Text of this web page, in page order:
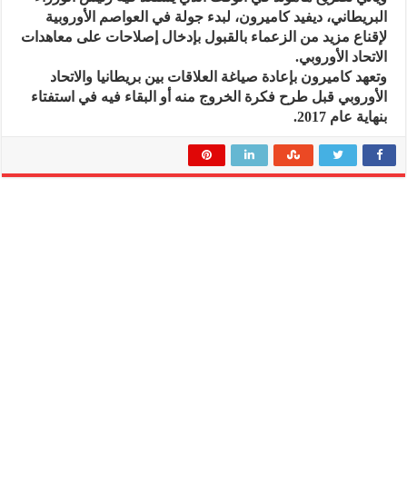
البريطاني، ديفيد كاميرون، لبدء جولة في العواصم الأوروبية
لإقناع مزيد من الزعماء بالقبول بإدخال إصلاحات على معاهدات
الاتحاد الأوروبي.
وتعهد كاميرون بإعادة صياغة العلاقات بين بريطانيا والاتحاد
الأوروبي قبل طرح فكرة الخروج منه أو البقاء فيه في استفتاء
بنهاية عام 2017.